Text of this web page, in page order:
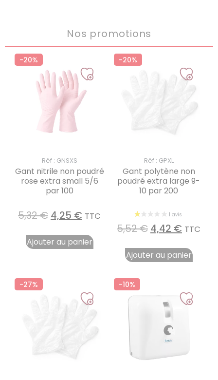
Nos promotions
-20%
Réf : GNSXS
Gant nitrile non poudré
rose extra small 5/6
par 100
5,32€ 4,25 € TTC
Ajouter au panier
-20%
Réf : GPXL
Gant polytène non
poudré extra large 9-
10 par 200
5,52€ 4,42 € TTC
Ajouter au panier
-27% -10%